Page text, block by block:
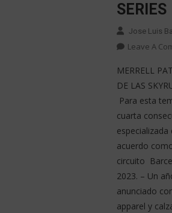
SERIES
Jose Luis
Leave A
MERRELL
DE LAS
Para esta
cuarta
acuerdo
circuito
2023. – Un
anunciado
apparel y